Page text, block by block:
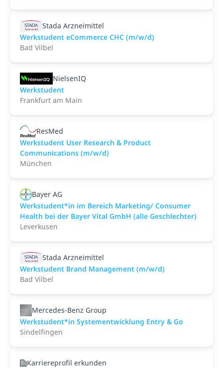
Stada Arzneimittel
Werkstudent eCommerce CHC (m/w/d)
Bad Vilbel
NielsenIQ
Werkstudent
Frankfurt am Main
ResMed
Werkstudent User Research & Product
Communications (m/w/d)
München
Bayer AG
Werkstudent*in im Bereich Marketing/ Consumer
Health bei der Bayer Vital GmbH (alle Geschlechter)
Leverkusen
Stada Arzneimittel
Werkstudent Brand Management (m/w/d)
Bad Vilbel
Mercedes-Benz Group
Werkstudent*in Systementwicklung Entry & Go
Sindelfingen
Karriereprofil erkunden